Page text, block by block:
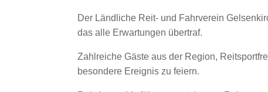
Der Ländliche Reit- und Fahrverein
das alle Erwartungen übertraf.
Zahlreiche Gäste aus der Region,
besondere Ereignis zu feiern.